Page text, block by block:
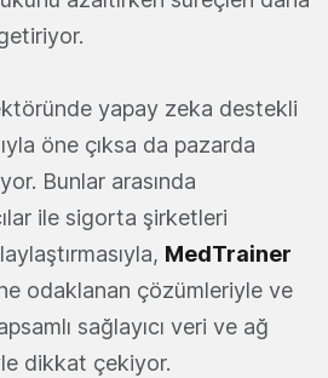
yapay zeka destekli
öne çıksa da pazarda
Bunlar arasında
ile sigorta şirketleri
MedTrainer
odaklanan çözümleriyle ve
sağlayıcı veri ve ağ
dikkat çekiyor.